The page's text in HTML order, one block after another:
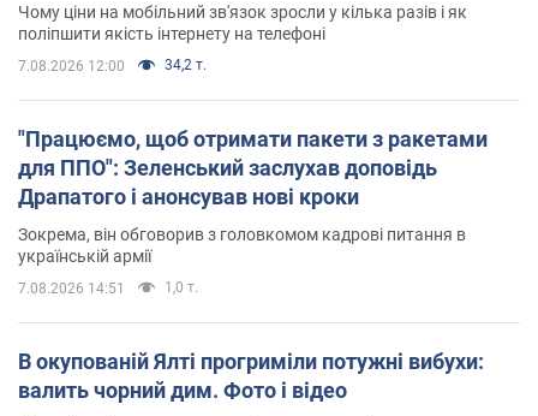
Чому ціни на мобільний зв'язок зросли у кілька разів і як
поліпшити якість інтернету на телефоні
7.08.2026 12:00 34,2 т.
"Працюємо, щоб отримати пакети з ракетами
для ППО": Зеленський заслухав доповідь
Драпатого і анонсував нові кроки
Зокрема, він обговорив з головкомом кадрові питання в
українській армії
7.08.2026 14:51 1,0 т.
В окупованій Ялті прогриміли потужні вибухи:
валить чорний дим. Фото і відео